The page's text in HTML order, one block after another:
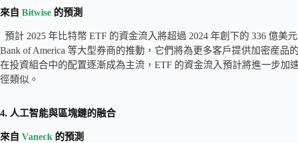
來自 Bitwise 的預測
預計 2025 年比特幣 ETF 的資金流入將超過 2024 年創下的 336 億美
Bank of America 等大型券商的推動，它們將為更多客戶提供加密産
在投資組合中的配置逐漸成為主流，ETF 的資金流入預計將進一步加
徑類似。
4. 人工智能與區塊鏈的融合
來自 Vaneck 的預測